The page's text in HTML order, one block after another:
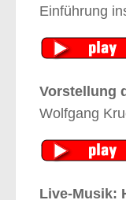
Einführung
Vorstellung
Wolfgang
Live-Musik: